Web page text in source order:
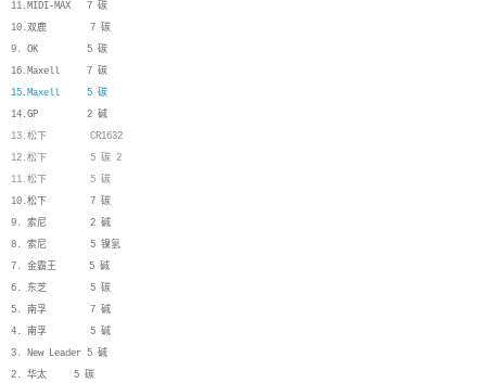
11.MIDI-MAX 7 碳
10.双鹿 7 碳
9. OK 5 碳
16.Maxell 7 碳
15.Maxell 5 碳
14.GP 2 碱
13.松下 CR1632
12.松下 5 碳 2
11.松下 5 碳
10.松下 7 碳
9. 索尼 2 碱
8. 索尼 5 镍氢
7. 金霸王 5 碱
6. 东芝 5 碳
5. 南孚 7 碱
4. 南孚 5 碱
3. New Leader 5 碱
2. 华太 5 碳